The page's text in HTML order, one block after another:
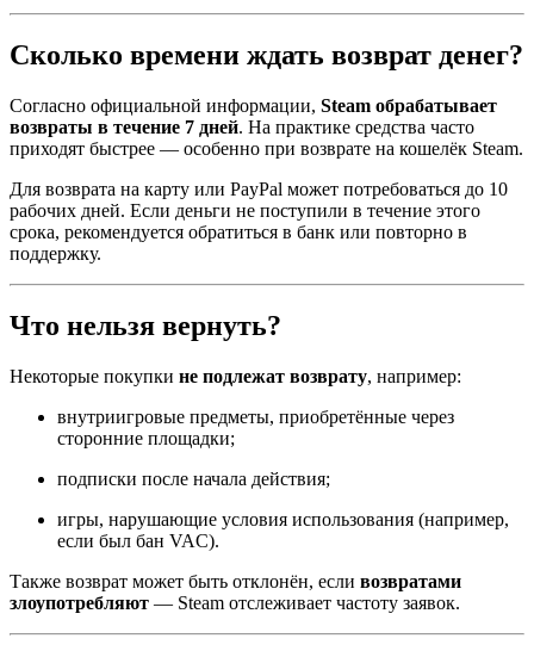
Сколько времени ждать возврат денег?
Согласно официальной информации, Steam обрабатывает
возвраты в течение 7 дней. На практике средства часто
приходят быстрее — особенно при возврате на кошелёк Steam.
Для возврата на карту или PayPal может потребоваться до 10
рабочих дней. Если деньги не поступили в течение этого
срока, рекомендуется обратиться в банк или повторно в
поддержку.
Что нельзя вернуть?
Некоторые покупки не подлежат возврату, например:
внутриигровые предметы, приобретённые через
сторонние площадки;
подписки после начала действия;
игры, нарушающие условия использования (например,
если был бан VAC).
Также возврат может быть отклонён, если возвратами
злоупотребляют — Steam отслеживает частоту заявок.